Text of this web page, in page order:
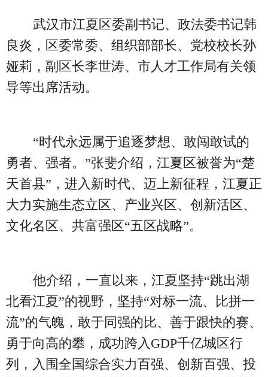
武汉市江夏区委副书记、政法委书记韩
良炎，区委常委、组织部部长、党校校长孙
娅莉，副区长李世涛、市人才工作局有关领
导等出席活动。
“时代永远属于追逐梦想、敢闯敢试的
勇者、强者。”张斐介绍，江夏区被誉为“楚
天首县”，进入新时代、迈上新征程，江夏正
大力实施生态立区、产业兴区、创新活区、
文化名区、共富强区“五区战略”。
他介绍，一直以来，江夏坚持“跳出湖
北看江夏”的视野，坚持“对标一流、比拼一
流”的气魄，敢于同强的比、善于跟快的赛、
勇于向高的攀，成功跨入GDP千亿城区行
列，入围全国综合实力百强、创新百强、投